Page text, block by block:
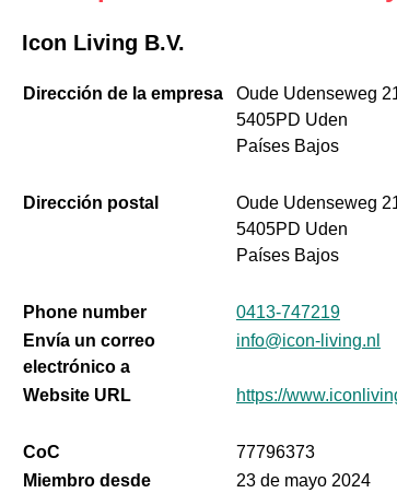
Icon Living B.V.
Dirección de la empresa
Oude Udenseweg
5405PD Uden
Países Bajos
Dirección postal
Oude Udenseweg
5405PD Uden
Países Bajos
Phone number
0413-747219
Envía un correo
electrónico a
info@icon-living.nl
Website URL https://
CoC
77796373
Miembro desde
23 de mayo 2024